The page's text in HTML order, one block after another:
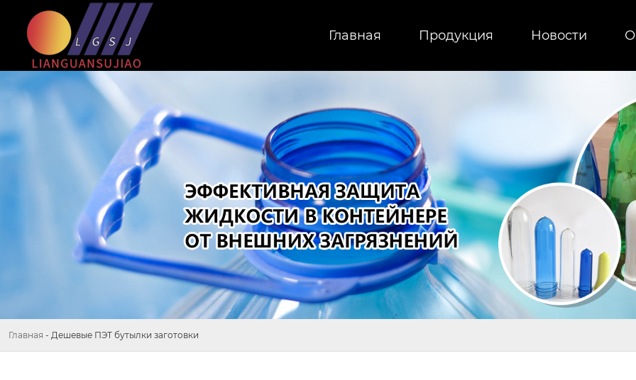
Главная Продукция Новости
Главная - Дешевые ПЭТ бутылки заготовки